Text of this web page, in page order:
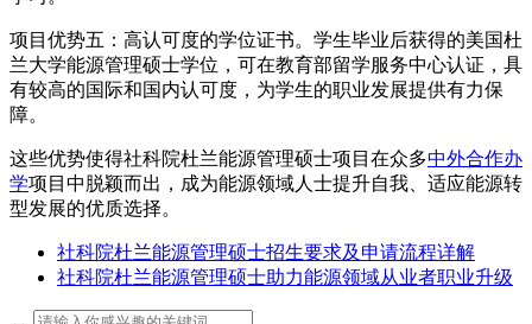
项目优势五：高认可度的学位证书。学生毕业后获得的美国杜
兰大学能源管理硕士学位，可在教育部留学服务中心认证，具
有较高的国际和国内认可度，为学生的职业发展提供有力保
障。
这些优势使得社科院杜兰能源管理硕士项目在众多中外合作办
学项目中脱颖而出，成为能源领域人士提升自我、适应能源转
型发展的优质选择。
社科院杜兰能源管理硕士招生要求及申请流程详解
社科院杜兰能源管理硕士助力能源领域从业者职业升级